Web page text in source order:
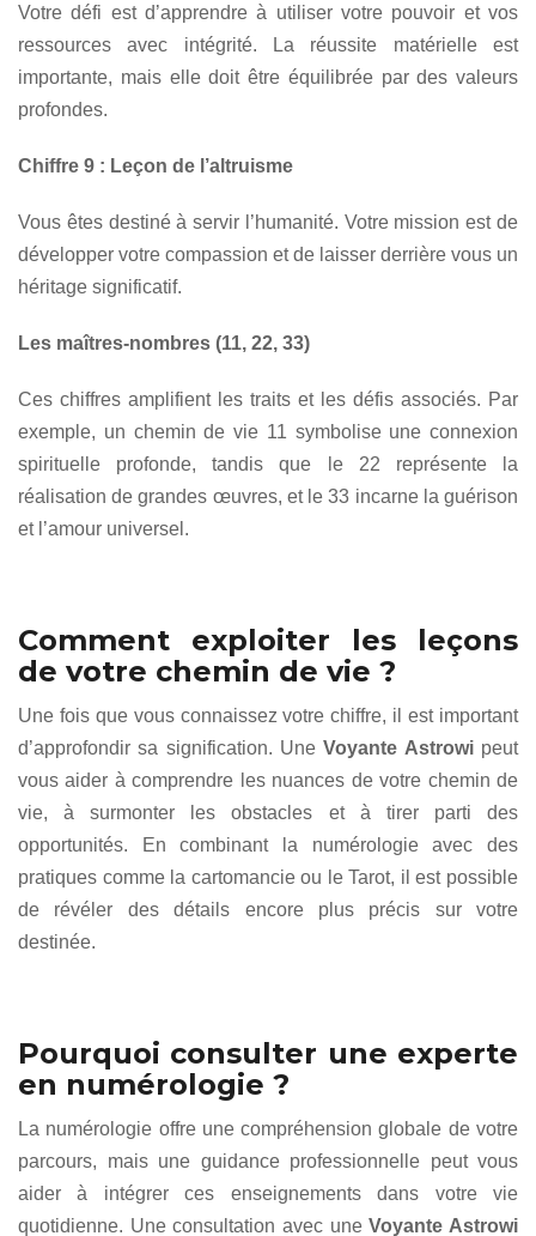
Votre défi est d’apprendre à utiliser votre pouvoir et vos
ressources avec intégrité. La réussite matérielle est
importante, mais elle doit être équilibrée par des valeurs
profondes.
Chiffre 9 : Leçon de l’altruisme
Vous êtes destiné à servir l’humanité. Votre mission est de
développer votre compassion et de laisser derrière vous un
héritage significatif.
Les maîtres-nombres (11, 22, 33)
Ces chiffres amplifient les traits et les défis associés. Par
exemple, un chemin de vie 11 symbolise une connexion
spirituelle profonde, tandis que le 22 représente la
réalisation de grandes œuvres, et le 33 incarne la guérison
et l’amour universel.
Comment exploiter les leçons
de votre chemin de vie ?
Une fois que vous connaissez votre chiffre, il est important
d’approfondir sa signification. UneVoyante Astrowipeut
vous aider à comprendre les nuances de votre chemin de
vie, à surmonter les obstacles et à tirer parti des
opportunités. En combinant la numérologie avec des
pratiques comme la cartomancie ou le Tarot, il est possible
de révéler des détails encore plus précis sur votre
destinée.
Pourquoi consulter une experte
en numérologie ?
La numérologie offre une compréhension globale de votre
parcours, mais une guidance professionnelle peut vous
aider à intégrer ces enseignements dans votre vie
quotidienne. Une consultation avec uneVoyante Astrowi